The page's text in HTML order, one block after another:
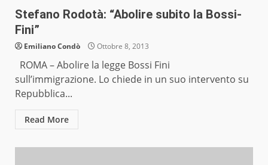
Stefano Rodotà: “Abolire subito la Bossi-
Fini”
Emiliano Condò Ottobre 8, 2013
ROMA – Abolire la legge Bossi Fini
sull’immigrazione. Lo chiede in un suo intervento su
Repubblica...
Read More